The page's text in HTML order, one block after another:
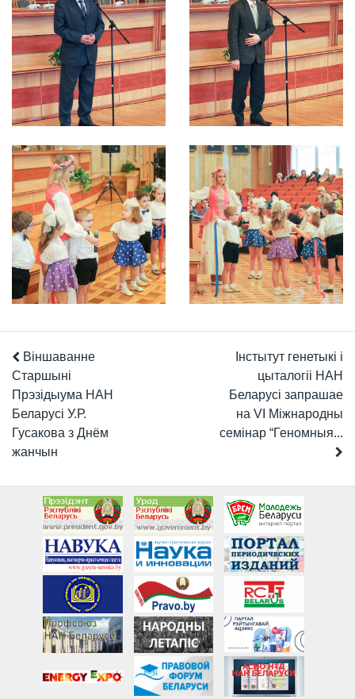
Віншаванне
Старшыні
Прэзідыума НАН
Беларусі У.Р.
Гусакова з Днём
жанчын
Інстытут генетыкі і
цыталогіі НАН
Беларусі запрашае
на VI Міжнародны
семінар “Геномныя...